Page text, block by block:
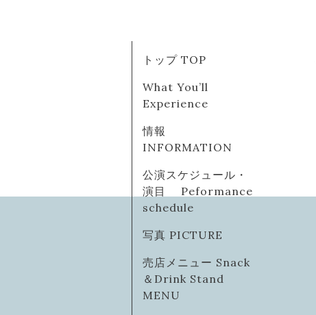
トップ TOP
What You’ll
Experience
情報
INFORMATION
公演スケジュール・
演目 Peformance
schedule
写真 PICTURE
売店メニュー Snack
＆Drink Stand
MENU